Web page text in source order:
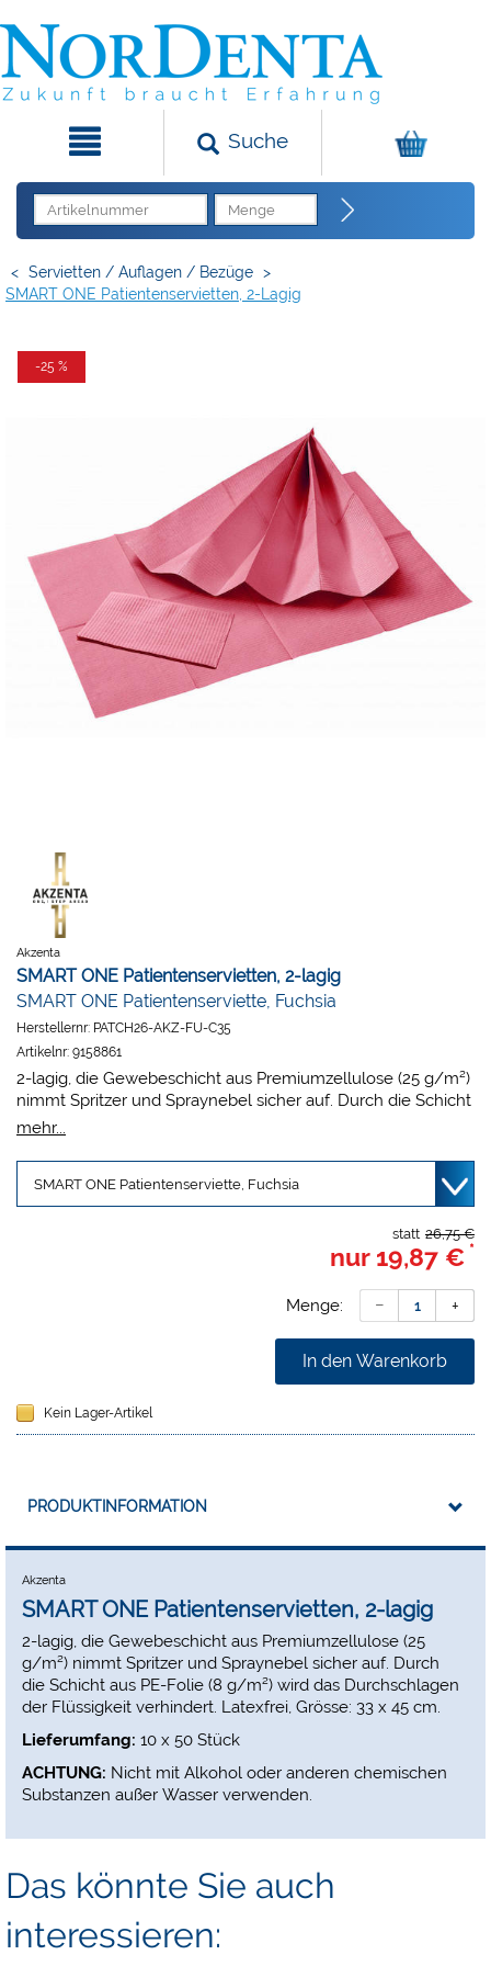
Suche
< Servietten / Auflagen / Bezüge >
SMART ONE Patientenservietten, 2-Lagig
-25 %
Akzenta
SMART ONE Patientenservietten, 2-lagig
SMART ONE Patientenserviette, Fuchsia
Herstellernr: PATCH26-AKZ-FU-C35
Artikelnr: 9158861
2-lagig, die Gewebeschicht aus Premiumzellulose (25 g/m²)
nimmt Spritzer und Spraynebel sicher auf. Durch die Schicht
aus PE-Folie (8 g/m²) wird das Durchschlagen der
Lieferumfang:10 x 50 Stück
ACHTUNG:Nicht mit Alkohol oder anderen chemischen
Substanzen außer Wasser verwenden.
mehr...
26,75 €
statt
nur 19,87 € *
Menge:
In den Warenkorb
Kein Lager-Artikel
PRODUKTINFORMATION
Akzenta
SMART ONE Patientenservietten, 2-lagig
2-lagig, die Gewebeschicht aus Premiumzellulose (25
g/m²) nimmt Spritzer und Spraynebel sicher auf. Durch
die Schicht aus PE-Folie (8 g/m²) wird das Durchschlagen
der Flüssigkeit verhindert. Latexfrei, Grösse: 33 x 45 cm.
Lieferumfang: 10 x 50 Stück
ACHTUNG: Nicht mit Alkohol oder anderen chemischen
Substanzen außer Wasser verwenden.
Das könnte Sie auch
interessieren: